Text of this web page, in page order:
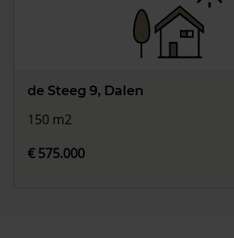
de Steeg 9, Dalen
150 m2
€ 575.000